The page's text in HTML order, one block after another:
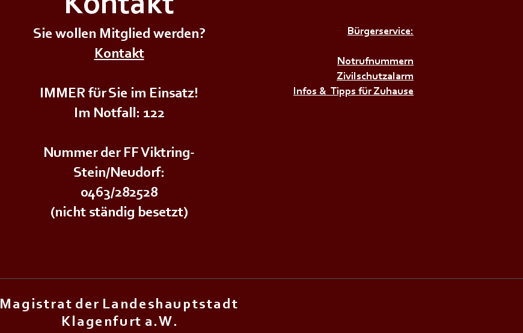
+++𝗣𝗿𝗲𝗶𝘀𝘀𝗰𝗵𝗻𝗮𝗽𝘀𝘁𝘂𝗿𝗻𝗶𝗲𝗿+++
+++𝗚𝗘𝗠𝗘𝗜𝗡𝗦𝗖𝗛𝗔𝗙𝗧𝗦Ü𝗕𝗨𝗡𝗚+++
Sie wollen Mitglied werden?
Kontakt
IMMER für Sie im Einsatz!
Im Notfall: 122
Nummer der FF Viktring-
Stein/Neudorf:
0463/282528
(nicht ständig besetzt)
Bürgerservice:
Notrufnummern
Zivilschutzalarm
Infos & Tipps für Zuhause
M a g i s t r a t d e r L a n d e s h a u p t s t a d t
K l a g e n f u r t a . W .